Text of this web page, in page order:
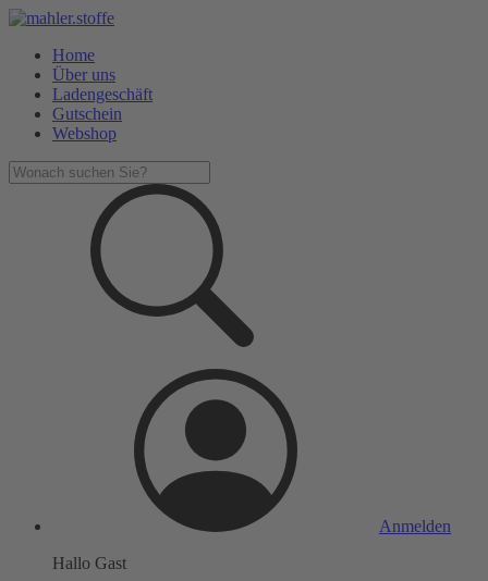
Home
Über uns
Ladengeschäft
Gutschein
Webshop
Anmelden
Hallo Gast